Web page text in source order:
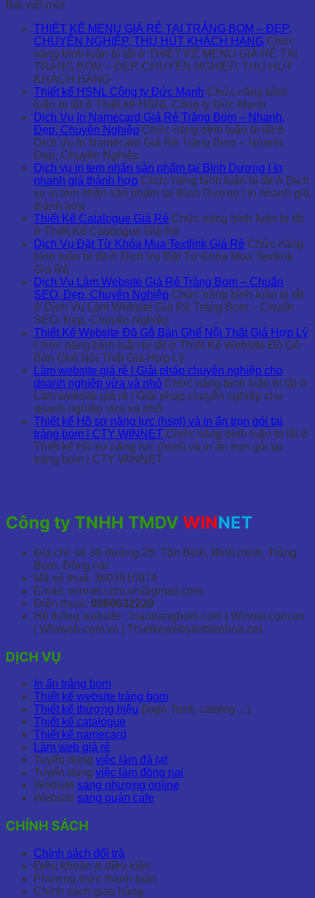
Bài viết mới
THIẾT KẾ MENU GIÁ RẺ TẠI TRẢNG BOM – ĐẸP,
CHUYÊN NGHIỆP, THU HÚT KHÁCH HÀNG Chức
năng bình luận bị tắt ở THIẾT KẾ MENU GIÁ RẺ TẠI
TRẢNG BOM – ĐẸP, CHUYÊN NGHIỆP, THU HÚT
KHÁCH HÀNG
Thiết kế HSNL Công ty Đức Mạnh Chức năng bình
luận bị tắt ở Thiết kế HSNL Công ty Đức Mạnh
Dịch Vụ In Namecard Giá Rẻ Trảng Bom – Nhanh,
Đẹp, Chuyên Nghiệp Chức năng bình luận bị tắt ở
Dịch Vụ In Namecard Giá Rẻ Trảng Bom – Nhanh,
Đẹp, Chuyên Nghiệp
Dịch vụ in tem nhãn sản phẩm tại Bình Dương | In
nhanh giá thành hợp Chức năng bình luận bị tắt ở Dịch
vụ in tem nhãn sản phẩm tại Bình Dương | In nhanh giá
thành hợp
Thiết Kế Catalogue Giá Rẻ Chức năng bình luận bị tắt
ở Thiết Kế Catalogue Giá Rẻ
Dịch Vụ Đặt Từ Khóa Mua Textlink Giá Rẻ Chức năng
bình luận bị tắt ở Dịch Vụ Đặt Từ Khóa Mua Textlink
Giá Rẻ
Dịch Vụ Làm Website Giá Rẻ Trảng Bom – Chuẩn
SEO, Đẹp, Chuyên Nghiệp Chức năng bình luận bị tắt
ở Dịch Vụ Làm Website Giá Rẻ Trảng Bom – Chuẩn
SEO, Đẹp, Chuyên Nghiệp
Thiết Kế Website Đồ Gỗ Bàn Ghế Nội Thất Giá Hợp Lý
Chức năng bình luận bị tắt ở Thiết Kế Website Đồ Gỗ
Bàn Ghế Nội Thất Giá Hợp Lý
Làm website giá rẻ | Giải pháp chuyên nghiệp cho
doanh nghiêp vừa và nhỏ Chức năng bình luận bị tắt ở
Làm website giá rẻ | Giải pháp chuyên nghiệp cho
doanh nghiêp vừa và nhỏ
Thiết kế Hồ sơ năng lực (hsnl) và in ấn trọn gói tại
trảng bom | CTY WINNET Chức năng bình luận bị tắt ở
Thiết kế Hồ sơ năng lực (hsnl) và in ấn trọn gói tại
trảng bom | CTY WINNET
Công ty TNHH TMDV WINNET
Địa chỉ: số 39 đường 25, Tân Bình, Bình minh, Trảng
Bom, Đồng nai
Mã số thuế: 3603910974
Email: winnet.com.vn@gmail.com
Điện thoại: 0866632220
Hệ thống website : Inantrangbom.com | Winnet.com.vn
| Winweb.com.vn | Thietkewebsitebienhoa.net
DỊCH VỤ
In ấn trảng bom
Thiết kế website trảng bom
Thiết kế thương hiệu (logo, hsnl, catalog ...)
Thiết kế catalogue
Thiết kế namecard
Làm web giá rẻ
Tuyển dụng việc làm đà lạt
Tuyển dụng việc làm đồng nai
Website sang nhượng online
Website sang quán cafe
CHÍNH SÁCH
Chính sách đổi trả
Điều khoản & điều kiện
Phương thức thanh toán
Chính sách giao hàng